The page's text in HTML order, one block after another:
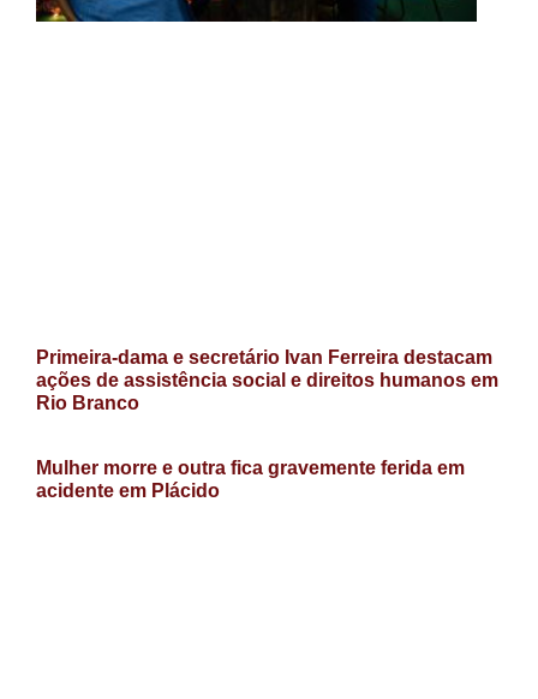
Primeira-dama e secretário Ivan Ferreira destacam
ações de assistência social e direitos humanos em
Rio Branco
Mulher morre e outra fica gravemente ferida em
acidente em Plácido